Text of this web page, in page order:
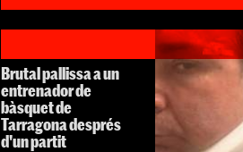
Brutal pallissa a un
entrenador de
bàsquet de
Tarragona després
d'un partit